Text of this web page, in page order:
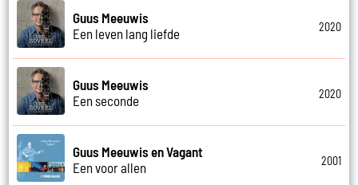
Guus Meeuwis
Een leven lang liefde
2020
Guus Meeuwis
Een seconde
2020
Guus Meeuwis en Vagant
Een voor allen
2001